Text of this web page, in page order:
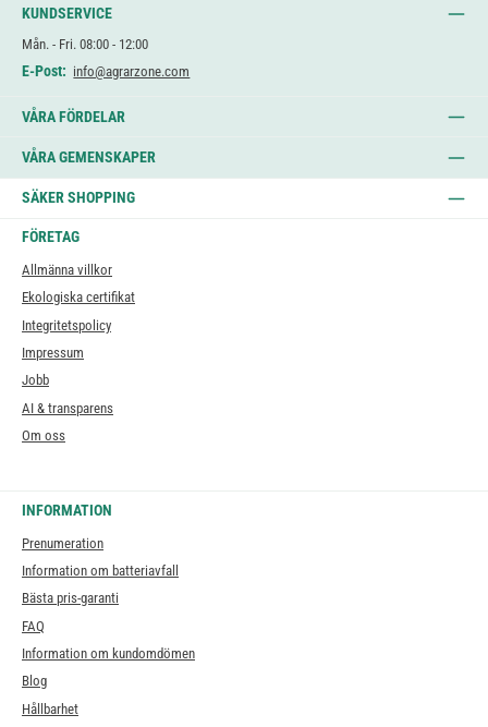
KUNDSERVICE
Mån. - Fri. 08:00 - 12:00
E-Post: info@agrarzone.com
VÅRA FÖRDELAR
VÅRA GEMENSKAPER
SÄKER SHOPPING
FÖRETAG
Allmänna villkor
Ekologiska certifikat
Integritetspolicy
Impressum
Jobb
AI & transparens
Om oss
INFORMATION
Prenumeration
Information om batteriavfall
Bästa pris-garanti
FAQ
Information om kundomdömen
Blog
Hållbarhet